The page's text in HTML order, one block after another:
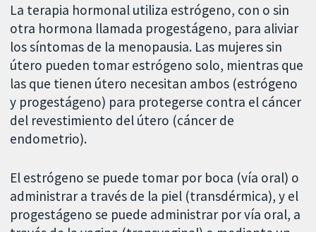
La terapia hormonal utiliza estrógeno, con o sin
otra hormona llamada progestágeno, para aliviar
los síntomas de la menopausia. Las mujeres sin
útero pueden tomar estrógeno solo, mientras que
las que tienen útero necesitan ambos (estrógeno
y progestágeno) para protegerse contra el cáncer
del revestimiento del útero (cáncer de
endometrio).
El estrógeno se puede tomar por boca (vía oral) o
administrar a través de la piel (transdérmica), y el
progestágeno se puede administrar por vía oral, a